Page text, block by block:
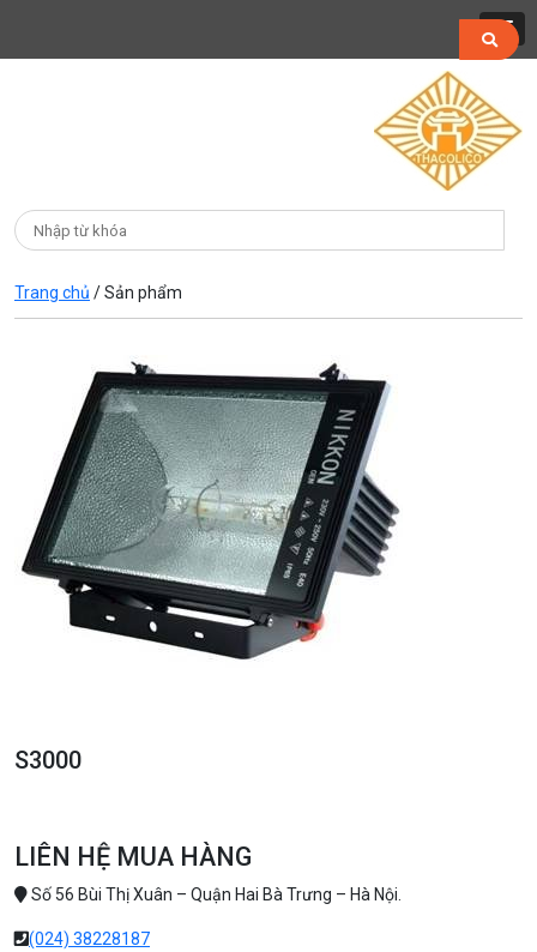
Trang chủ /Sản phẩm
S3000
LIÊN HỆ MUA HÀNG
Số 56 Bùi Thị Xuân – Quận Hai Bà Trưng – Hà Nội.
(024) 38228187